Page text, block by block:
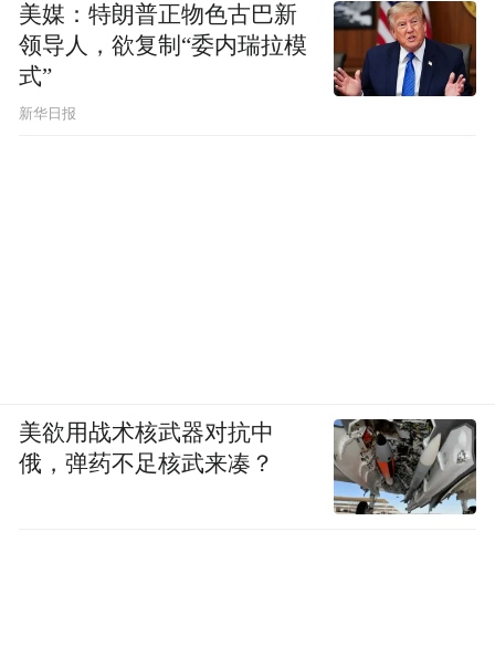
美媒：特朗普正物色古巴新
领导人，欲复制“委内瑞拉模
式”
新华日报
美欲用战术核武器对抗中
俄，弹药不足核武来凑？